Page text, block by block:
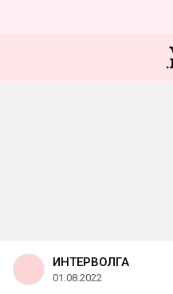
ИНТЕРВОЛГА
01.08.2022